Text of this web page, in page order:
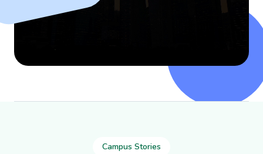
Campus Stories